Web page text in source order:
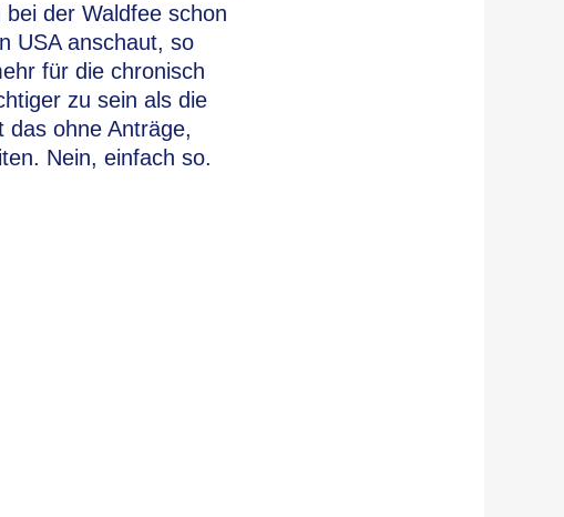
der Waldfee schon
USA anschaut, so
für die chronisch
zu sein als die
das ohne Anträge,
Nein, einfach so.